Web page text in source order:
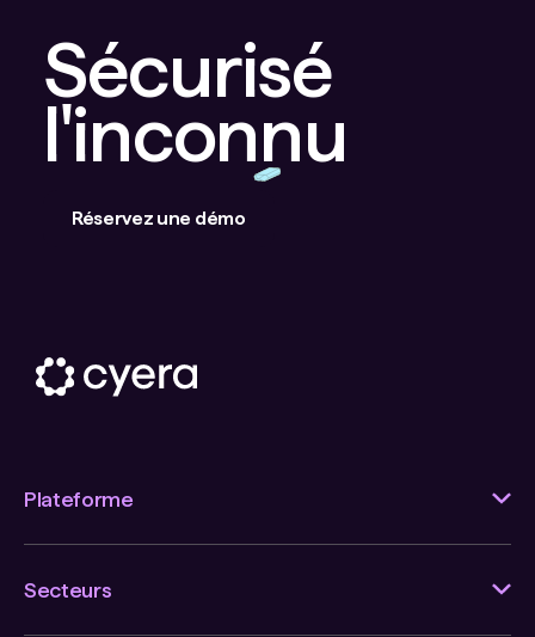
Sécurisé
l'inconnu
Réservez une démo
Plateforme
Secteurs